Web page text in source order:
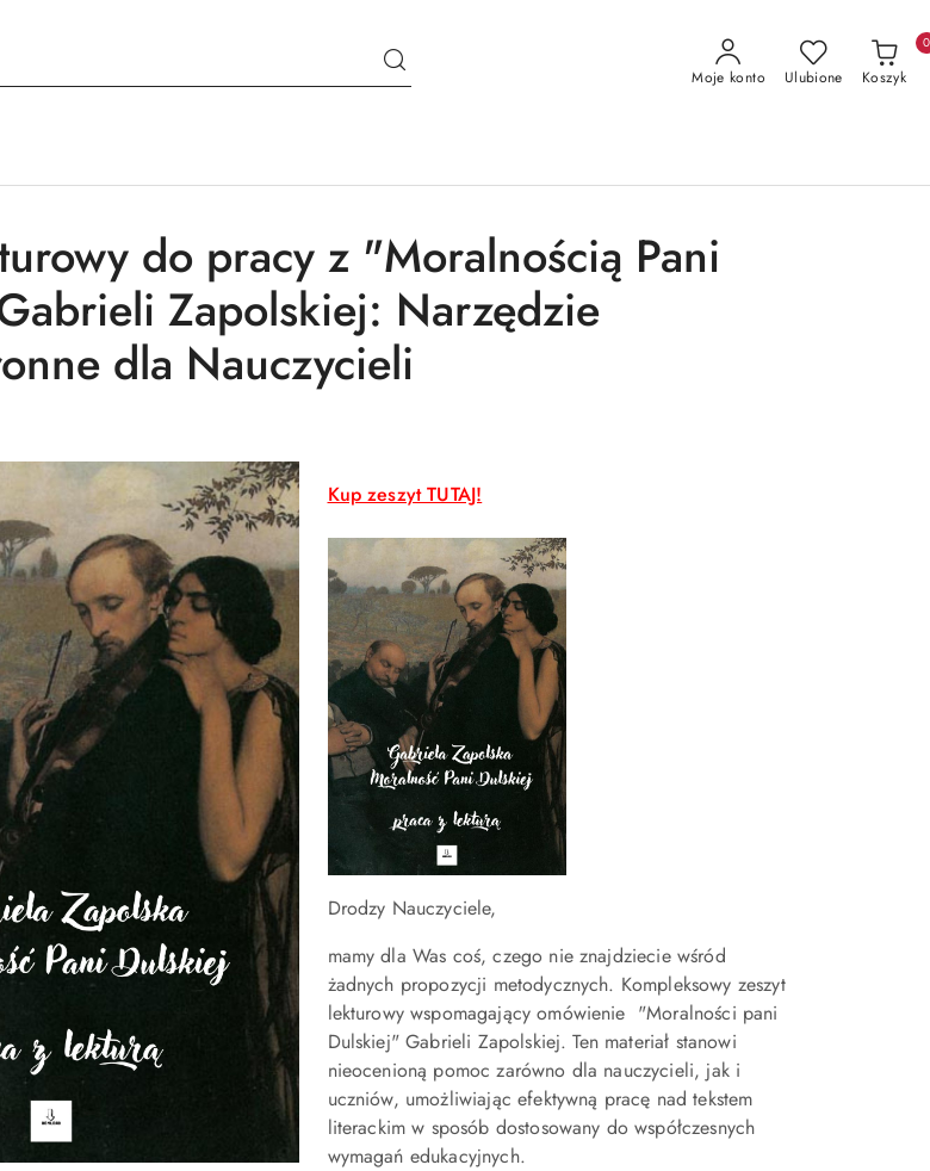
Moje konto Ulubione Koszyk
0
do pracy z "Moralnością Pani
Zapolskiej: Narzędzie
dla Nauczycieli
Kup zeszyt TUTAJ!
Drodzy Nauczyciele,
mamy dla Was coś, czego nie znajdziecie wśród
żadnych propozycji metodycznych. Kompleksowy zeszyt
lekturowy wspomagający omówienie "Moralności pani
Dulskiej" Gabrieli Zapolskiej. Ten materiał stanowi
nieocenioną pomoc zarówno dla nauczycieli, jak i
uczniów, umożliwiając efektywną pracę nad tekstem
literackim w sposób dostosowany do współczesnych
wymagań edukacyjnych.